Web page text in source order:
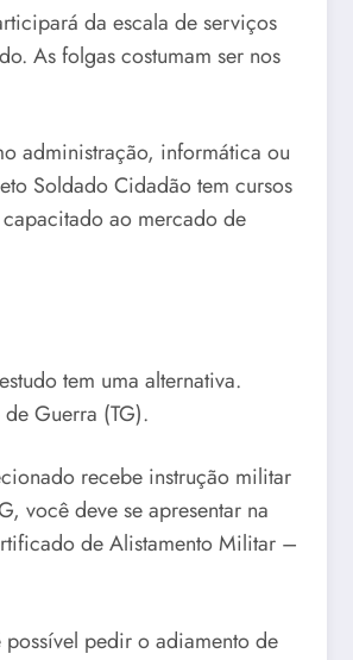
da escala de serviços
As folgas costumam ser nos
administração, informática ou
Soldado Cidadão tem cursos
ao mercado de
tem uma alternativa.
Guerra (TG).
recebe instrução militar
você deve se apresentar na
de Alistamento Militar –
pedir o adiamento de